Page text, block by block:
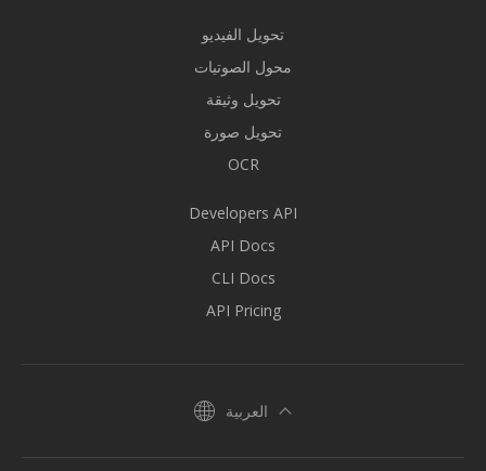
تحويل الفيديو
محول الصوتيات
تحويل وثيقة
تحويل صورة
OCR
Developers API
API Docs
CLI Docs
API Pricing
العربية